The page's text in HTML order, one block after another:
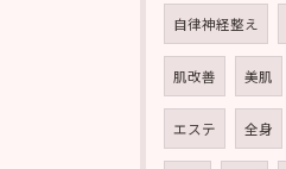
自律神経整え
肌改善 美肌
エステ 全身